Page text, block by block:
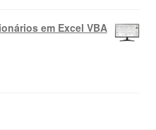
em Excel VBA